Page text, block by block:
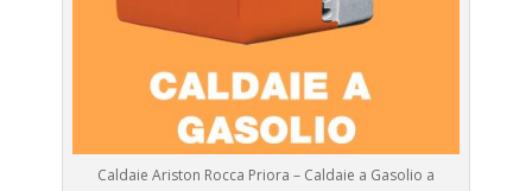
Caldaie Ariston Rocca Priora – Caldaie a Gasolio a